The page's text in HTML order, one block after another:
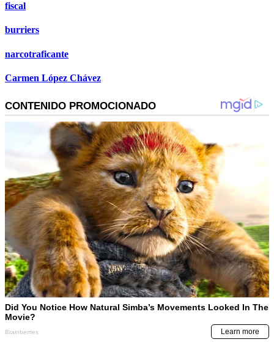
fiscal
burriers
narcotraficante
Carmen López Chávez